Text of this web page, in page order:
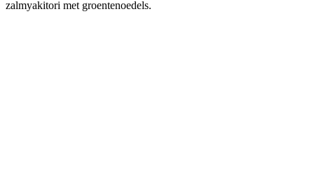
zalmyakitori met groentenoedels.